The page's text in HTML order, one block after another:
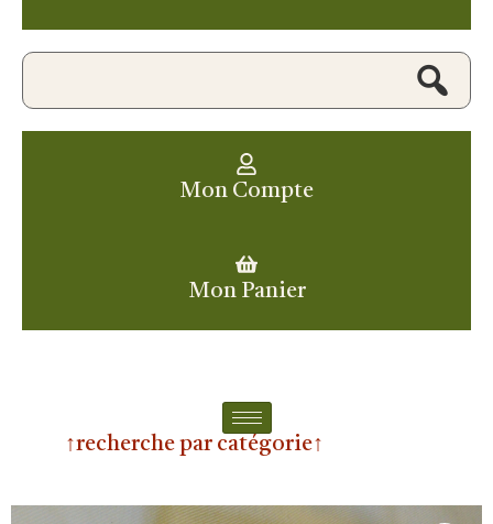
Mon Compte
Mon Panier
↑recherche par catégorie↑